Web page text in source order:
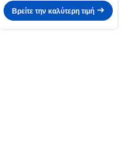
Βρείτε την καλύτερη τιμή